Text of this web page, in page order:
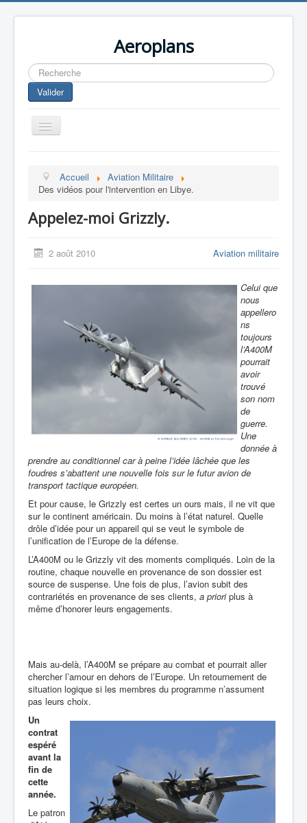
Aeroplans
Rechercher
Valider
Toggle
Navigation
Aviation Commerciale
Aviation Militaire
Europespace
Accueil
Aviation Militaire
Des vidéos pour l'intervention en Libye.
Appelez-moi Grizzly.
2 août 2010 Aviation militaire
Celui que
nous
appellero
ns
toujours
l’A400M
pourrait
avoir
trouvé
son nom
de
guerre.
Une
donnée à
prendre au conditionnel car à peine l’idée lâchée que les
foudres s’abattent une nouvelle fois sur le futur avion de
transport tactique européen.
Et pour cause, le Grizzly est certes un ours mais, il ne vit que
sur le continent américain. Du moins à l’état naturel. Quelle
drôle d’idée pour un appareil qui se veut le symbole de
l’unification de l’Europe de la défense.
L’A400M ou le Grizzly vit des moments compliqués. Loin de la
routine, chaque nouvelle en provenance de son dossier est
source de suspense. Une fois de plus, l’avion subit des
contrariétés en provenance de ses clients, a prioriplus à
même d’honorer leurs engagements.
Mais au-delà, l’A400M se prépare au combat et pourrait aller
chercher l’amour en dehors de l’Europe. Un retournement de
situation logique si les membres du programme n’assument
pas leurs choix.
Un
contrat
espéré
avant la
fin de
cette
année.
Le patron